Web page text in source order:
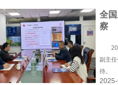
全
察
副主
待。